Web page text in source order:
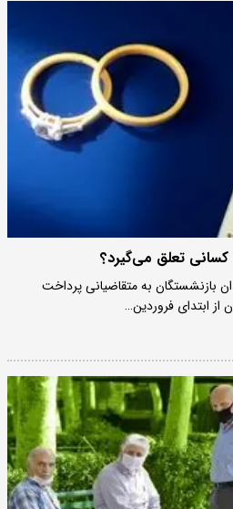
فرزندان بازنشستگان به متقاضیانی پرداخت
از ابتدای فروردین…